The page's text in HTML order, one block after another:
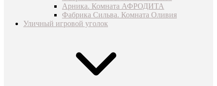
Арника. Комната АФРОДИТА
Фабрика Сильва. Комната Оливия
Уличный игровой уголок